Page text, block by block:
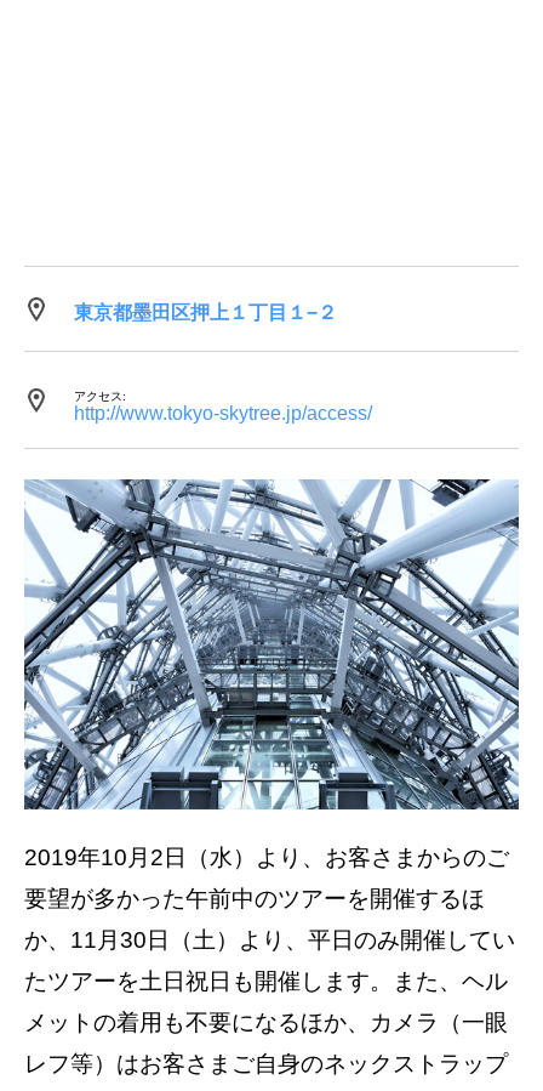
東京都墨田区押上１丁目１−２
アクセス:
http://www.tokyo-skytree.jp/access/
2019年10月2日（水）より、お客さまからのご
要望が多かった午前中のツアーを開催するほ
か、11月30日（土）より、平日のみ開催してい
たツアーを土日祝日も開催します。また、ヘル
メットの着用も不要になるほか、カメラ（一眼
レフ等）はお客さまご自身のネックストラップ